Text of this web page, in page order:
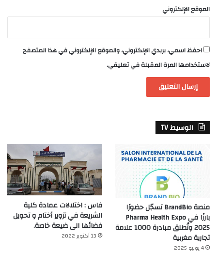
الموقع الإلكتروني
احفظ اسمي، بريدي الإلكتروني، والموقع الإلكتروني في هذا المتصفح
لاستخدامها المرة المقبلة في تعليقي.
الوسيط TV
منصة BrandBio تسجّل حضورًا
بارزًا في Pharma Health Expo
2025 وتُطلق مبادرة 1000 علامة
تجارية مغربية
4 يوليو 2025
فاس : اختلالات عمادة كلية
الشريعة في تزوير أختام و تحويل
فضائها الى ضيعة خاصة.
13 أكتوبر 2022